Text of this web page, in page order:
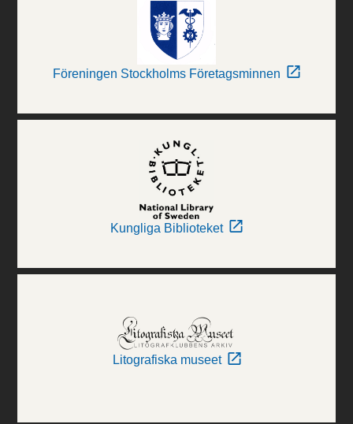
Föreningen Stockholms Företagsminnen
Kungliga Biblioteket
Litografiska museet